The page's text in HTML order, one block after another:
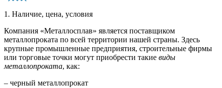
1. Наличие, цена, условия
Компания «Металлосплав» является поставщиком
металлопроката по всей территории нашей страны. Здесь
крупные промышленные предприятия, строительные фирмы
или торговые точки могут приобрести такие виды
металлопроката, как:
– черный металлопрокат